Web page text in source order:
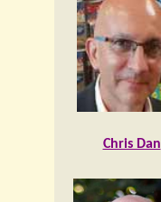
Chris Dan